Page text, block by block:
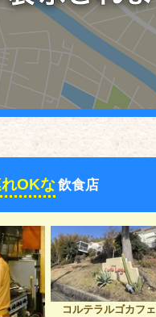
OKな飲食店
コルテラルゴカフェ